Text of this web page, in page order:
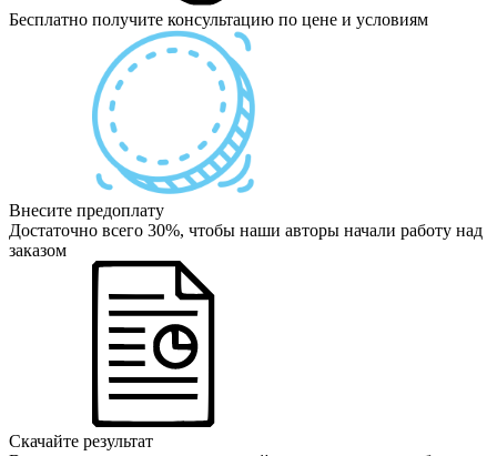
Бесплатно получите консультацию по цене и условиям
Внесите предоплату
Достаточно всего 30%, чтобы наши авторы начали работу над
заказом
Скачайте результат